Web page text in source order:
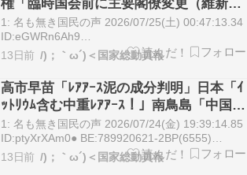
内入り予測」謎の勢力「高市辞任しろ！
（暴論」日本「総裁の任期満了は2027年
9月だぞ」→
1: 名も無き国民の声 2026/07/25(土) 00:47:13.34
ID:eGWRn6Ah9
https://ai.2ch.sc/test/read.cgi/newsplus/
14: 名も無き国民の声 2026/07/25(土) 00:55:32.
…
13日前 /)；｀ω´)＜国家総動員報
高市早苗「ﾚｱｱｰｽ泥の成分判明」日本「ｲ
ｯﾄﾘｳﾑ含む中重ﾚｱｱｰｽ！」南鳥島「中国超
える高純度産地(資源大国日本」国産レア
アース「1ﾄﾝ当たり最大20000ppm(中国
産500ppm」→
1: 名も無き国民の声 2026/07/24(金) 19:39:14.85
ID:ptyXrXAm0● BE:789920621-2BP(6555)
https://hayabusa3.2ch.sc/test/read.cgi/news/
名も無き国民…
13日前 /)；｀ω´)＜国家総動員報